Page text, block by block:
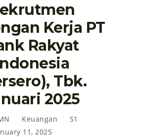
Kerja PT
Rakyat
Tbk.
2025
Keuangan
S1
11, 2025